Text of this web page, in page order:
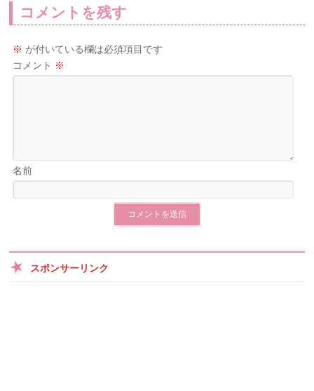
コメントを残す
※ が付いている欄は必須項目です
コメント ※
名前
スポンサーリンク